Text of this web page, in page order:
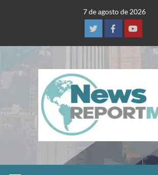
7 de agosto de 2026
TwitterFacebookYoutube